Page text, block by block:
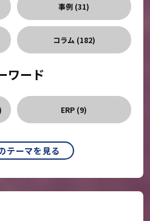
事例 (31)
コラム (182)
ワード
ERP (9)
CRM (
BIツール (4)
テーマを見る